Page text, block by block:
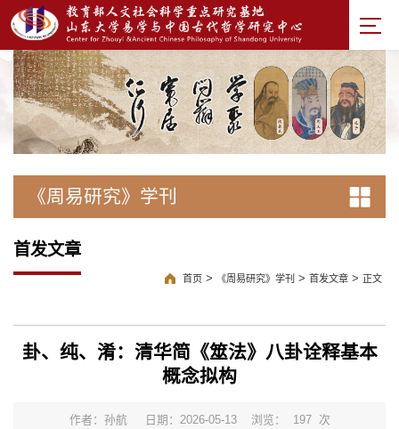
《周易研究》学刊
首发文章
首页 > 《周易研究》学刊 > 首发文章 > 正文
卦、纯、淆：清华简《筮法》八卦诠释基本
概念拟构
作者：孙航 日期：2026-05-13 浏览： 197 次